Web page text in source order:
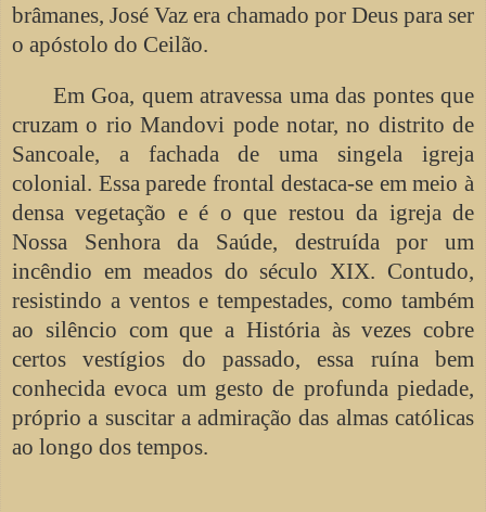
brâmanes, José Vaz era chamado por Deus para ser
o apóstolo do Ceilão.
Em Goa, quem atravessa uma das pontes que
cruzam o rio Mandovi pode notar, no distrito de
Sancoale, a fachada de uma singela igreja
colonial. Essa parede frontal destaca-se em meio à
densa vegetação e é o que restou da igreja de
Nossa Senhora da Saúde, destruída por um
incêndio em meados do século XIX. Contudo,
resistindo a ventos e tempestades, como também
ao silêncio com que a História às vezes cobre
certos vestígios do passado, essa ruína bem
conhecida evoca um gesto de profunda piedade,
próprio a suscitar a admiração das almas católicas
ao longo dos tempos.